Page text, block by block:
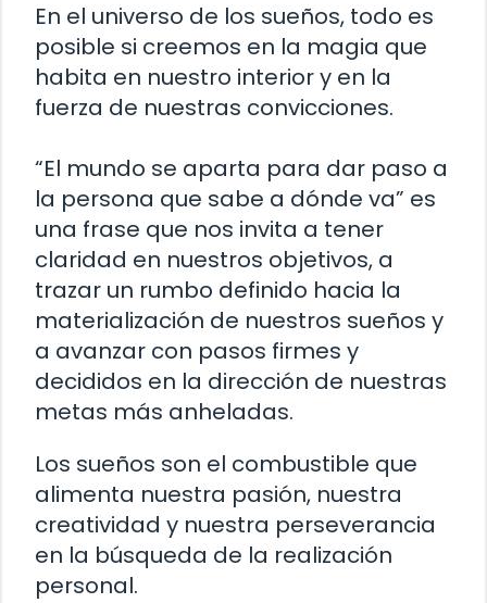
En el universo de los sueños, todo es
posible si creemos en la magia que
habita en nuestro interior y en la
fuerza de nuestras convicciones.
“El mundo se aparta para dar paso a
la persona que sabe a dónde va” es
una frase que nos invita a tener
claridad en nuestros objetivos, a
trazar un rumbo definido hacia la
materialización de nuestros sueños y
a avanzar con pasos firmes y
decididos en la dirección de nuestras
metas más anheladas.
Los sueños son el combustible que
alimenta nuestra pasión, nuestra
creatividad y nuestra perseverancia
en la búsqueda de la realización
personal.